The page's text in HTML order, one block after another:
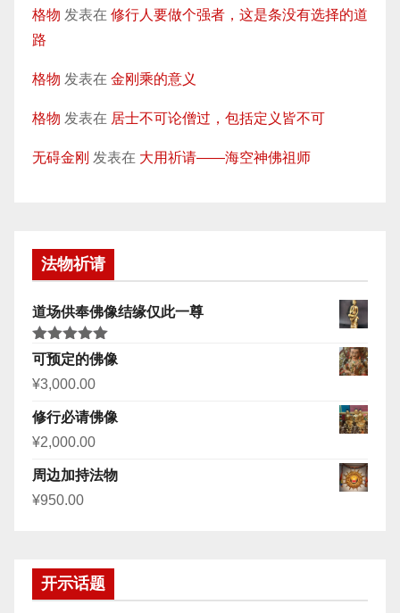
格物 发表在 修行人要做个强者，这是条没有选择的道
路
格物 发表在 金刚乘的意义
格物 发表在 居士不可论僧过，包括定义皆不可
无碍金刚 发表在 大用祈请——海空神佛祖师
法物祈请
道场供奉佛像结缘仅此一尊
评分5.00
&sol; 5
可预定的佛像
¥3,000.00
修行必请佛像
¥2,000.00
周边加持法物
¥950.00
开示话题